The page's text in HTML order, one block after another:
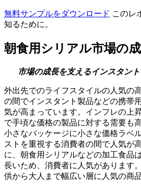
無料サンプルをダウンロード このレ
知るために。
朝食用シリアル市場の
市場の成長を支えるインスタン
外出先でのライフスタイルの人気の
の間でインスタント製品などの携帯
気が高まっています。インフレの上
で手頃な価格の製品に対する需要も
小さなパッケージに小さな価格ラベ
ストを重視する消費者の間で人気が
に、朝食用シリアルなどの加工食品
長いため、消費者に人気があります
供から大人まで幅広い層に人気の商品